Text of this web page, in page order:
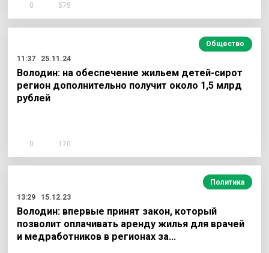
0 575
Общество
11:37
25.11.24
Володин: на обеспечение жильем детей-сирот
регион дополнительно получит около 1,5 млрд
рублей
0 170
Политика
13:29
15.12.23
Володин: впервые принят закон, который
позволит оплачивать аренду жилья для врачей
и медработников в регионах за…